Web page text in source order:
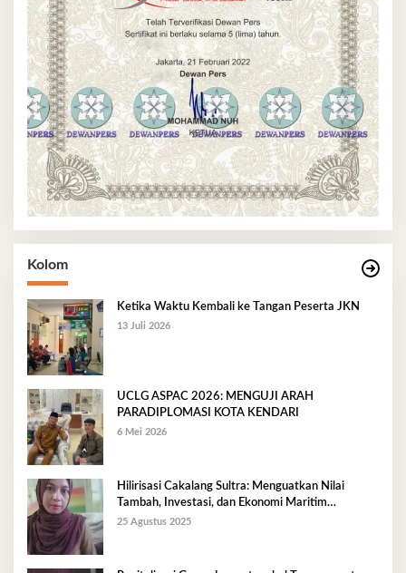
Kolom
Ketika Waktu Kembali ke Tangan Peserta JKN
13 Juli 2026
UCLG ASPAC 2026: MENGUJI ARAH
PARADIPLOMASI KOTA KENDARI
6 Mei 2026
Hilirisasi Cakalang Sultra: Menguatkan Nilai
Tambah, Investasi, dan Ekonomi Maritim
Berkelanjutan
25 Agustus 2025